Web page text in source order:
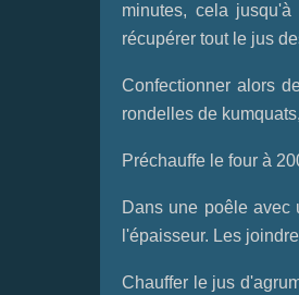
minutes, cela
récupérer tout le jus
Confectionner alors
rondelles de
Préchauffe le four à
Dans une poêle avec
l'épaisseur. Les
Chauffer le jus